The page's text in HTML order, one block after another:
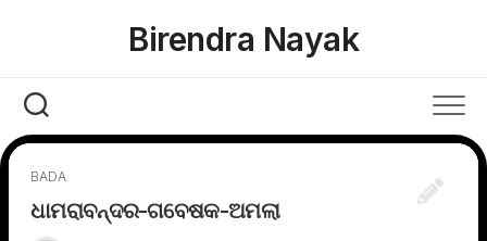
Birendra Nayak
BADA
ଧାମରାବନ୍ଦର-ଗବେଷକ-ଅମଲା